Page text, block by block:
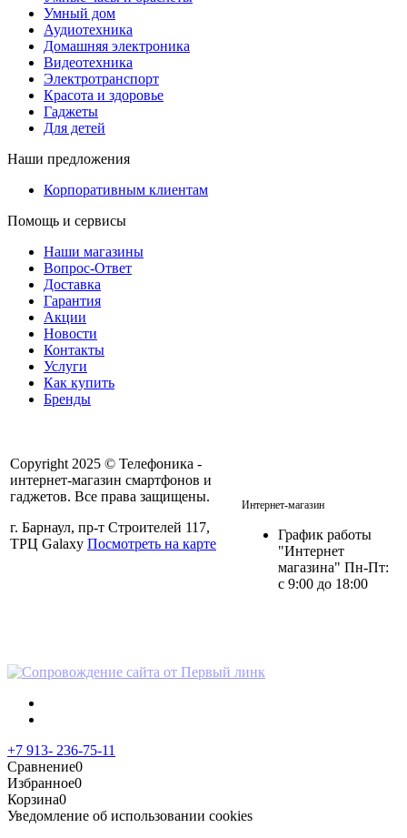
Умный дом
Аудиотехника
Домашняя электроника
Видеотехника
Электротранспорт
Красота и здоровье
Гаджеты
Для детей
Наши предложения
Корпоративным клиентам
Помощь и сервисы
Наши магазины
Вопрос-Ответ
Доставка
Гарантия
Акции
Новости
Контакты
Услуги
Как купить
Бренды
Copyright 2025 © Телефоника -
интернет-магазин смартфонов и
гаджетов. Все права защищены.
г. Барнаул, пр-т Строителей 117,
ТРЦ Galaxy Посмотреть на карте
Интернет-магазин
График работы
"Интернет
магазина" Пн-Пт:
с 9:00 до 18:00
+7 913- 236-75-11
Сравнение0
Избранное0
Корзина0
Уведомление об использовании cookies